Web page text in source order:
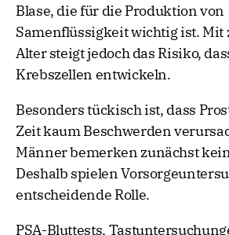
Blase, die für die Produktion von
Samenflüssigkeit wichtig ist.
Alter steigt jedoch das Risiko,
Krebszellen entwickeln.
Besonders tückisch ist, dass
Zeit kaum Beschwerden
Männer bemerken zunächst
Deshalb spielen
entscheidende Rolle.
PSA-Bluttests,